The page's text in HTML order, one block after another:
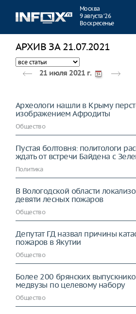
Москва
9 августа ‘26
Воскресенье
АРХИВ ЗА 21.07.2021
21 июля 2021 г.
Археологи нашли в Крыму
изображением Афродиты
Общество
Пустая болтовня: политологи
ждать от встречи Байдена с
Политика
В Вологодской области
девяти лесных пожаров
Общество
Депутат ГД назвал причины
пожаров в Якутии
Общество
Более 200 брянских
медвузы по целевому набору
Общество